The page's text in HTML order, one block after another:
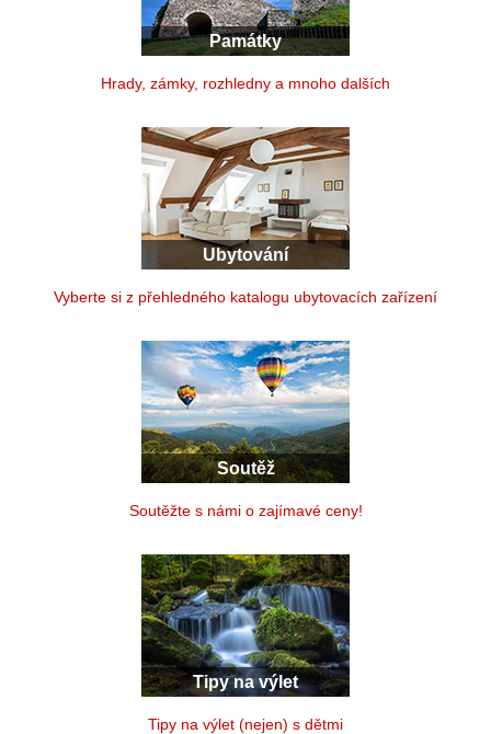
Památky
Hrady, zámky, rozhledny a mnoho dalších
Ubytování
Vyberte si z přehledného katalogu ubytovacích zařízení
Soutěž
Soutěžte s námi o zajímavé ceny!
Tipy na výlet
Tipy na výlet (nejen) s dětmi